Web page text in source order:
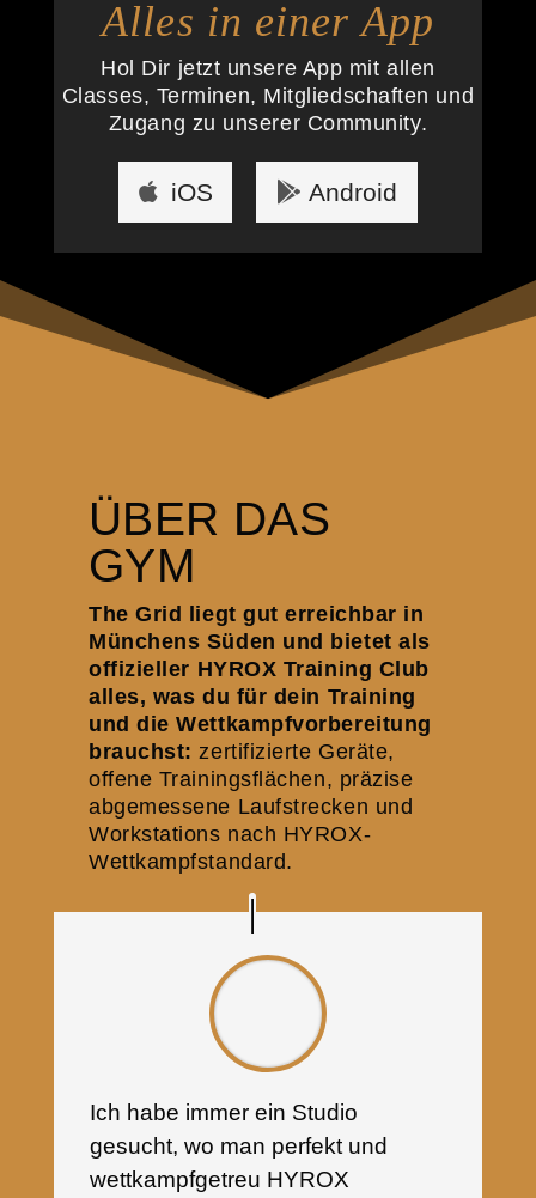
Alles in einer App
Hol Dir jetzt unsere App mit allen
Classes, Terminen, Mitgliedschaften und
Zugang zu unserer Community.
iOS Android
ÜBER DAS
GYM
The Grid liegt gut erreichbar in
Münchens Süden und bietet als
offizieller HYROX Training Club
alles, was du für dein Training
und die Wettkampfvorbereitung
brauchst: zertifizierte Geräte,
offene Trainingsflächen, präzise
abgemessene Laufstrecken und
Workstations nach HYROX-
Wettkampfstandard.
Ich habe immer ein Studio
gesucht, wo man perfekt und
wettkampfgetreu HYROX